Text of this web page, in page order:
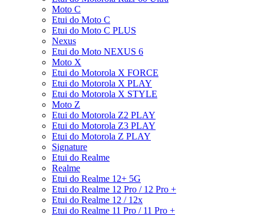
Moto C
Etui do Moto C
Etui do Moto C PLUS
Nexus
Etui do Moto NEXUS 6
Moto X
Etui do Motorola X FORCE
Etui do Motorola X PLAY
Etui do Motorola X STYLE
Moto Z
Etui do Motorola Z2 PLAY
Etui do Motorola Z3 PLAY
Etui do Motorola Z PLAY
Signature
Etui do Realme
Realme
Etui do Realme 12+ 5G
Etui do Realme 12 Pro / 12 Pro +
Etui do Realme 12 / 12x
Etui do Realme 11 Pro / 11 Pro +